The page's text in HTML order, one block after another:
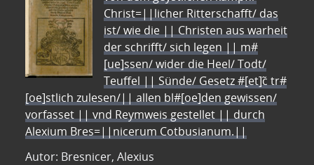
Christ=||licher Ritterschafft/ das
ist/ wie die || Christen aus warheit
der schrifft/ sich legen || m#
[ue]ssen/ wider die Heel/ Todt/
Teuffel || Sünde/ Gesetz #[et]c̃ tr#
[oe]stlich zulesen/|| allen bl#[oe]den gewissen/
vorfasset || vnd Reymweis gestellet || durch
Alexium Bres=||nicerum Cotbusianum.||
Autor: Bresnicer, Alexius